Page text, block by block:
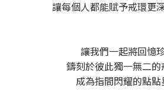
讓每個人都能賦予戒環更
讓我們一起將回憶
鑄刻於彼此獨一無二的
成為指間閃耀的點點